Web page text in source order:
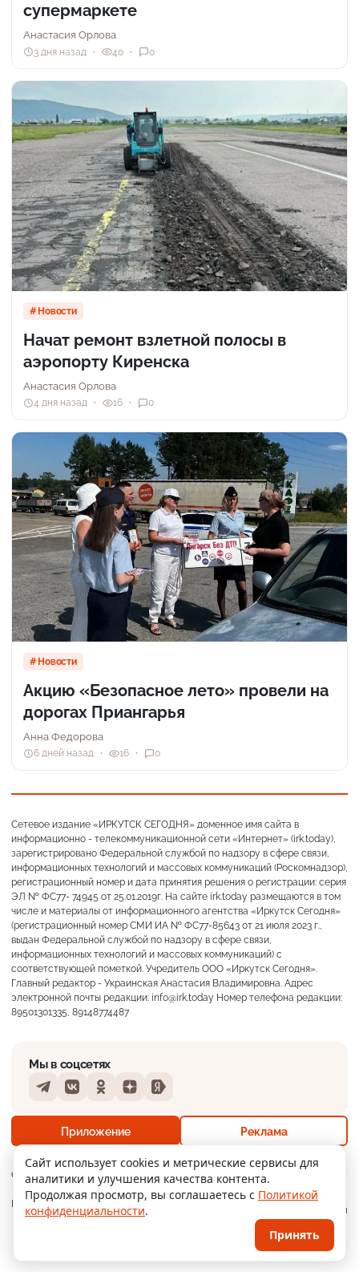
+26° Переменная облачность
Ощущается как +26
8 м/с 756 мм 65%
супермаркете
Анастасия Орлова
3 дня назад 40 0
Новости
Начат ремонт взлетной полосы в
аэропорту Киренска
Анастасия Орлова
4 дня назад 16 0
Новости
Акцию «Безопасное лето» провели на
дорогах Приангарья
Анна Федорова
6 дней назад 16 0
Сетевое издание «ИРКУТСК СЕГОДНЯ» доменное имя сайта в
информационно - телекоммуникационной сети «Интернет» (irk.today),
зарегистрировано Федеральной службой по надзору в сфере связи,
информационных технологий и массовых коммуникаций (Роскомнадзор),
регистрационный номер и дата принятия решения о регистрации: серия
ЭЛ № ФС77- 74945 от 25.01.2019г. На сайте irk.today размещаются в том
числе и материалы от информационного агентства «Иркутск Сегодня»
(регистрационный номер СМИ ИА № ФС77-85643 от 21 июля 2023 г.,
выдан Федеральной службой по надзору в сфере связи,
информационных технологий и массовых коммуникаций) с
соответствующей пометкой. Учредитель ООО «Иркутск Сегодня».
Главный редактор - Украинская Анастасия Владимировна. Адрес
электронной почты редакции: info@irk.today Номер телефона редакции:
89501301335, 89148774487
О нас Контакты Прислать новость
Реклама
Мобильное
приложение
Политика
конфиденциальности
Мы в соцсетях
TelegramVKontakteOdnoklassniki
DzenYandex
Приложение Реклама
. Поддержка сайтаWPSUPPORT
Сайт использует cookies и метрические сервисы для
аналитики и улучшения качества контента.
Продолжая просмотр, вы соглашаетесь с Политикой
конфиденциальности.
Принять